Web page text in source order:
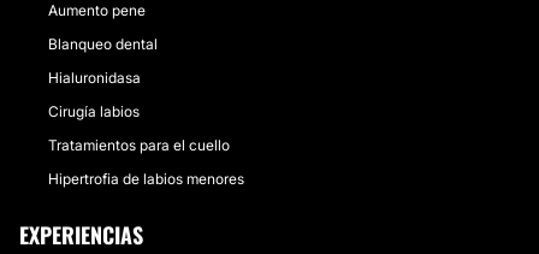
Aumento pene
Blanqueo dental
Hialuronidasa
Cirugía labios
Tratamientos para el cuello
Hipertrofia de labios menores
EXPERIENCIAS